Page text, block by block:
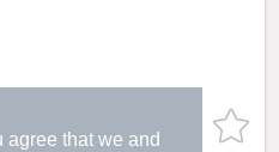
agree that we and
せ （無料）